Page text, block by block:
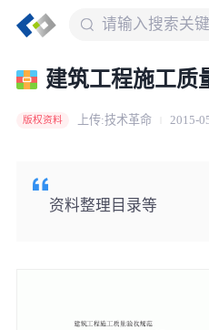
建筑工程施工质
版权资料 上传:技术革命 2015-
资料整理目录等